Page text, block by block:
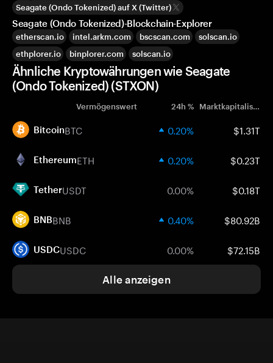
Seagate (Ondo Tokenized) auf X (Twitter)
Seagate (Ondo Tokenized)-Blockchain-Explorer
etherscan.io intel.arkm.com bscscan.com
solscan.io
ethplorer.io
binplorer.com solscan.io
Ähnliche Kryptowährungen wie Seagate
(Ondo Tokenized) (STXON)
Vermögenswert 24h % Marktkapitalisierung
BitcoinBTC 0.20% $1.31T
EthereumETH 0.20% $0.23T
TetherUSDT 0.00% $0.18T
BNBBNB 0.40% $80.92B
USDCUSDC 0.00% $72.15B
Alle anzeigen